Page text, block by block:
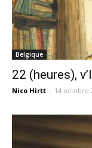
Belgique
22 (heures),
Nico Hirtt - 14 octobre